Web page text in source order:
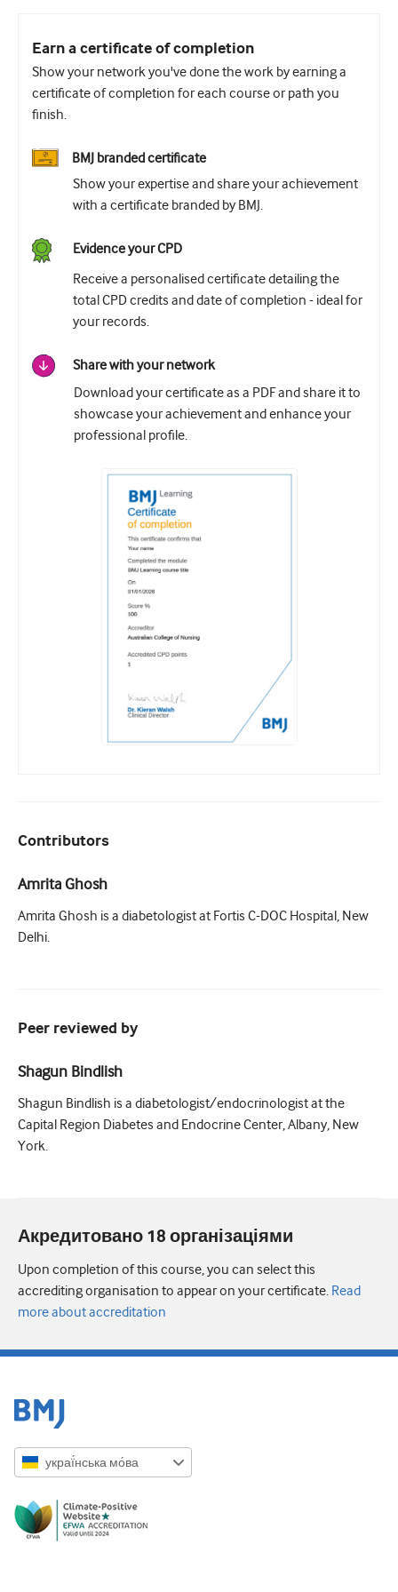
Earn a certificate of completion
Show your network you've done the work by earning a
certificate of completion for each course or path you
finish.
BMJ branded certificate
Show your expertise and share your achievement
with a certificate branded by BMJ.
Evidence your CPD
Receive a personalised certificate detailing the
total CPD credits and date of completion - ideal for
your records.
Share with your network
Download your certificate as a PDF and share it to
showcase your achievement and enhance your
professional profile.
Contributors
Amrita Ghosh
Amrita Ghosh is a diabetologist at Fortis C-DOC Hospital, New
Delhi.
Peer reviewed by
Shagun Bindlish
Shagun Bindlish is a diabetologist/endocrinologist at the
Capital Region Diabetes and Endocrine Center, Albany, New
York.
Акредитовано 18 організаціями
Upon completion of this course, you can select this
accrediting organisation to appear on your certificate. Read
more about accreditation
украї́нська мо́ва
Русский